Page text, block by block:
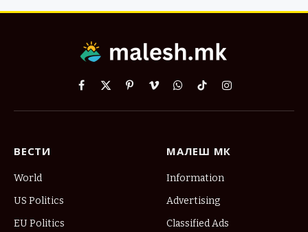
Facebook
X
PinterestVimeoWhatsApp
TikTokInstagram
ВЕСТИ
World
US Politics
EU Politics
МАЛЕШ МК
Information
Advertising
Classified Ads